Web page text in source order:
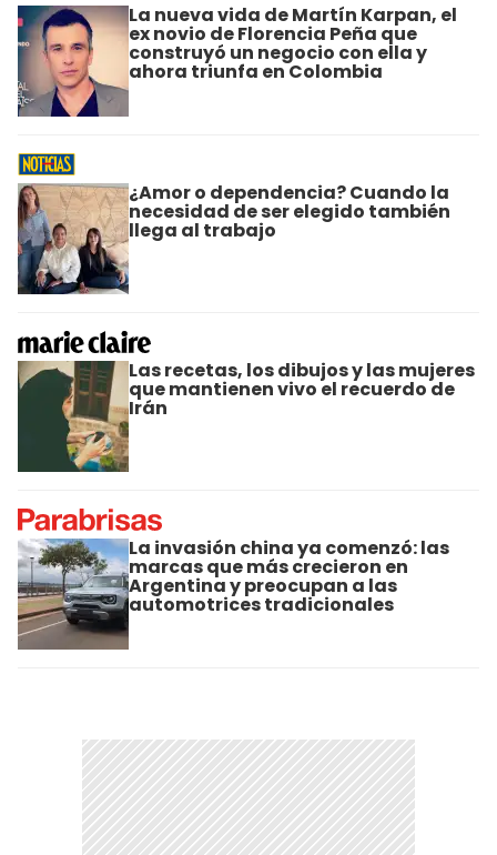
La nueva vida de Martín Karpan, el
ex novio de Florencia Peña que
construyó un negocio con ella y
ahora triunfa en Colombia
¿Amor o dependencia? Cuando la
necesidad de ser elegido también
llega al trabajo
Las recetas, los dibujos y las mujeres
que mantienen vivo el recuerdo de
Irán
La invasión china ya comenzó: las
marcas que más crecieron en
Argentina y preocupan a las
automotrices tradicionales